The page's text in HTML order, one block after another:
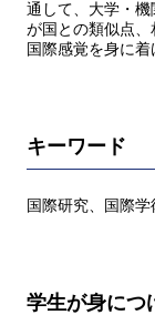
通して、大学・
が国との類似点
国際感覚を身に着
キーワード
国際研究、国際
学生が身につ